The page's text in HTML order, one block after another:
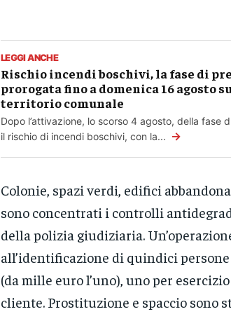
LEGGI ANCHE
Rischio incendi boschivi, la fase di
prorogata fino a domenica 16 agosto
territorio comunale
Dopo l’attivazione, lo scorso 4 agosto, della fase
il rischio di incendi boschivi, con la... →
Colonie, spazi verdi, edifici
sono concentrati i controlli
della polizia giudiziaria.
all’identificazione di quindici
(da mille euro l’uno), uno per
cliente. Prostituzione e spaccio